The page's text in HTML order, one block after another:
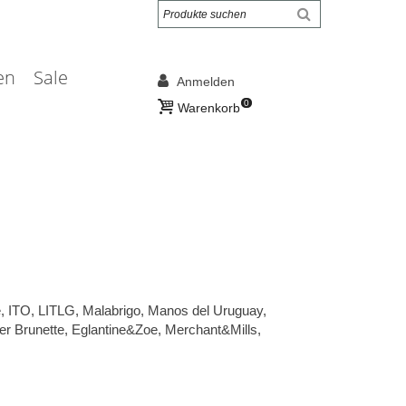
Sale
Anmelden
Warenkorb 0
LITLG, Malabrigo, Manos del Uruguay,
Brunette, Eglantine&Zoe, Merchant&Mills,